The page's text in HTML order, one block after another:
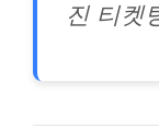
진 티켓